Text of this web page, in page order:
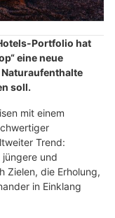
Portfolio hat
eine neue
soll.
mit einem
Trend:
und
Zielen, die Erholung,
in Einklang